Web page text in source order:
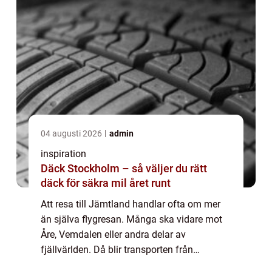
04 augusti 2026 admin
inspiration
Däck Stockholm – så väljer du rätt
däck för säkra mil året runt
Att resa till Jämtland handlar ofta om mer
än själva flygresan. Många ska vidare mot
Åre, Vemdalen eller andra delar av
fjällvärlden. Då blir transporten från